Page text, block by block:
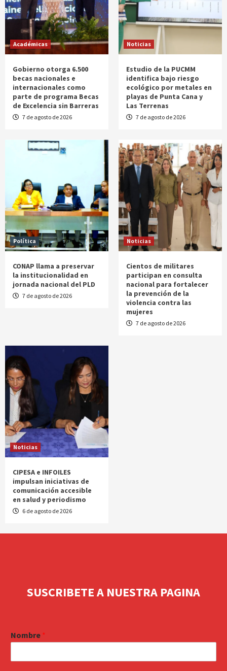
Académicas
Gobierno otorga 6.500
becas nacionales e
internacionales como
parte de programa Becas
de Excelencia sin Barreras
7 de agosto de 2026
Noticias
Estudio de la PUCMM
identifica bajo riesgo
ecológico por metales en
playas de Punta Cana y
Las Terrenas
7 de agosto de 2026
Política
CONAP llama a preservar
la institucionalidad en
jornada nacional del PLD
7 de agosto de 2026
Noticias
Cientos de militares
participan en consulta
nacional para fortalecer
la prevención de la
violencia contra las
mujeres
7 de agosto de 2026
Noticias
CIPESA e INFOILES
impulsan iniciativas de
comunicación accesible
en salud y periodismo
6 de agosto de 2026
SUSCRIBETE A NUESTRA PAGINA
Nombre *